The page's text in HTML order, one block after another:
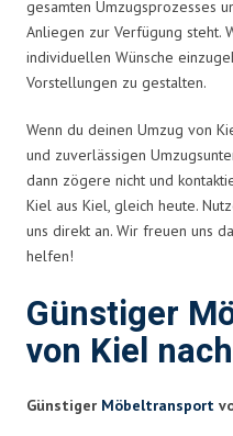
gesamten Umzugsprozesses
Anliegen zur Verfügung steht.
individuellen Wünsche
Vorstellungen zu gestalten.
Wenn du deinen Umzug von
und zuverlässigen
dann zögere nicht und
Kiel aus Kiel, gleich heute.
uns direkt an. Wir freuen uns
helfen!
Günstiger
von Kiel
Günstiger Möbeltransport